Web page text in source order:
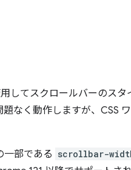
してスクロールバーのスタ
なく動作しますが、CSS
一部である scrollbar-